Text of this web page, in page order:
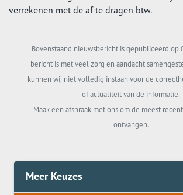
verrekenen met de af te dragen btw.
Bovenstaand nieuwsbericht is gepubliceerd op
bericht is met veel zorg en aandacht
kunnen wij niet volledig instaan voor de
of actualiteit van de informatie.
Maak een afspraak met ons om de meest
ontvangen.
Meer Keuzes